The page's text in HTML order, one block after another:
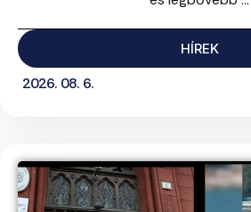
HÍREK
2026. 08. 6.